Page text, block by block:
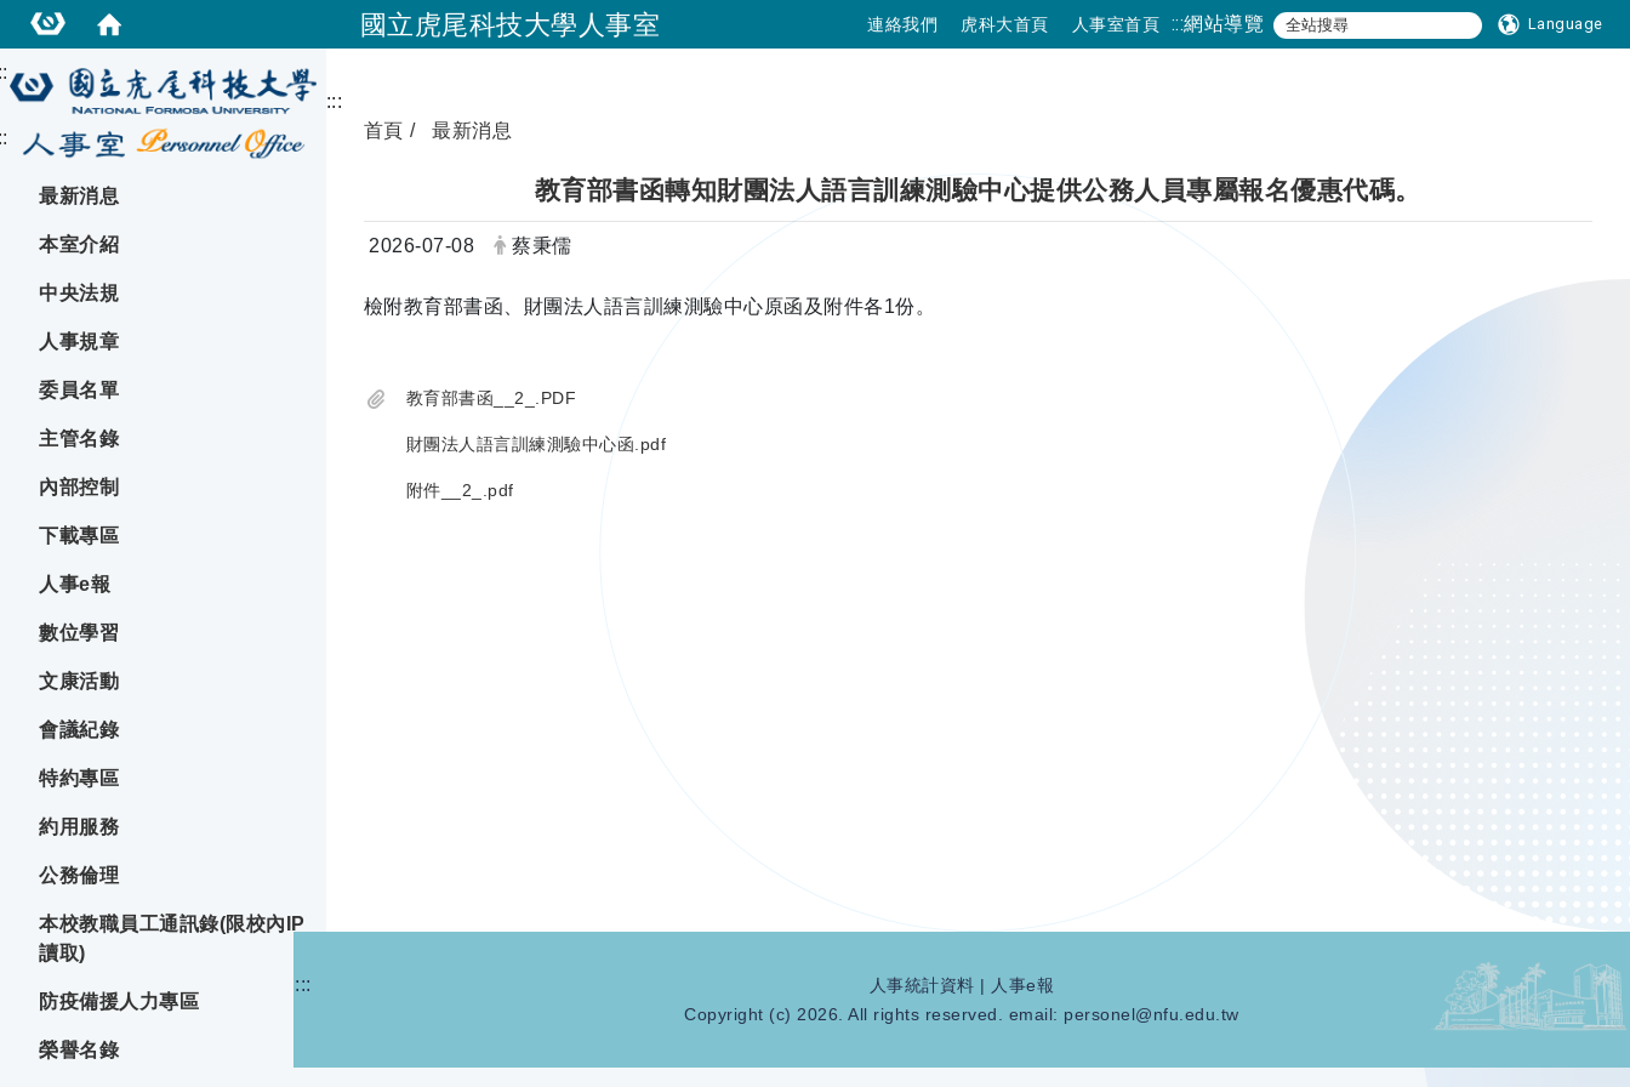
國立虎尾科技大學人事室 連絡我們 虎科大首頁 人事室首頁 :::網站導覽 Language
最新消息
本室介紹
中央法規
人事規章
委員名單
主管名錄
內部控制
下載專區
人事e報
數位學習
文康活動
會議紀錄
特約專區
約用服務
公務倫理
本校教職員工通訊錄(限校內IP
讀取)
防疫備援人力專區
榮譽名錄
:::
首頁
最新消息
教育部書函轉知財團法人語言訓練測驗中心提供公務人員專屬報名優惠代碼。
日期：
2026-07-08 發布者：
蔡秉儒
檢附教育部書函、財團法人語言訓練測驗中心原函及附件各1份。
教育部書函__2_.PDF
財團法人語言訓練測驗中心函.pdf
附件__2_.pdf
::: 人事統計資料
人事e報
Copyright (c) 2026. All rights reserved. email: personel@nfu.edu.tw